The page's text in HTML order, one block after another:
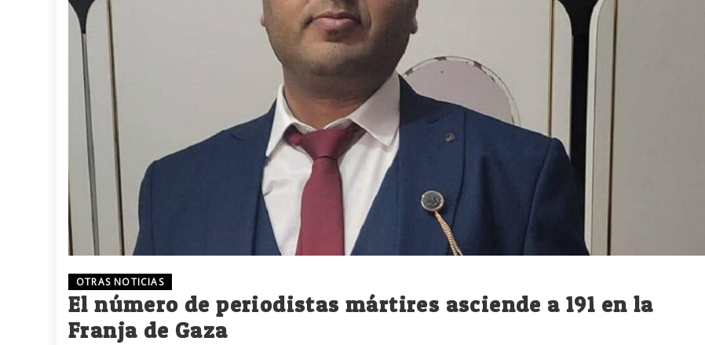
OTRAS NOTICIAS
El número de periodistas mártires asciende a 191 en la
Franja de Gaza